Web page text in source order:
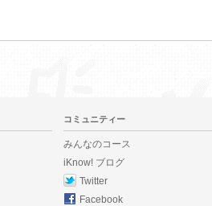
コミュニティー
みんなのコース
iKnow! ブログ
Twitter
Facebook